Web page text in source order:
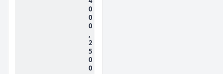
0
0
0
,
2
5
0
0